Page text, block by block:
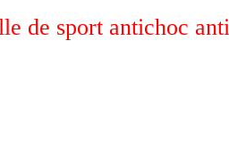
de sport antichoc